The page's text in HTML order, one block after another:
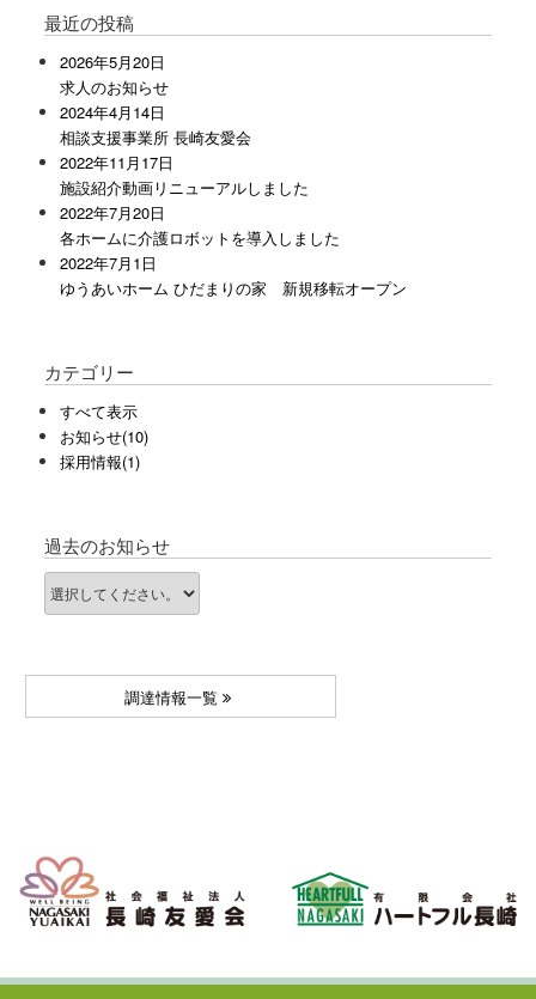
最近の投稿
2026年5月20日
求人のお知らせ
2024年4月14日
相談支援事業所 長崎友愛会
2022年11月17日
施設紹介動画リニューアルしました
2022年7月20日
各ホームに介護ロボットを導入しました
2022年7月1日
ゆうあいホーム ひだまりの家 新規移転オープン
カテゴリー
すべて表示
お知らせ(10)
採用情報(1)
過去のお知らせ
調達情報一覧